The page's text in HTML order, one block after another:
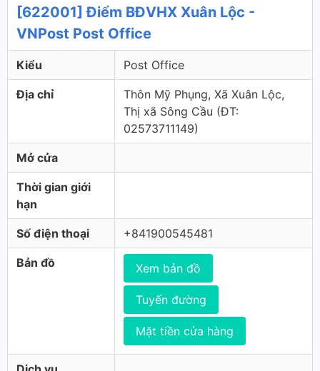
[622001] Điểm BĐVHX Xuân Lộc -
VNPost Post Office
Kiểu Post Office
Địa chỉ
Thôn Mỹ Phụng, Xã Xuân Lộc,
Thị xã Sông Cầu (ÐT:
02573711149)
Mở cửa
Thời gian giới
hạn
Số điện thoại +841900545481
Bản đồ Xem bản đồ
Tuyến đường
Mặt tiền cửa hàng